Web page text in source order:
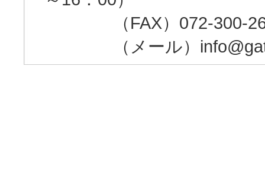
（FAX）072-300-
（メール）